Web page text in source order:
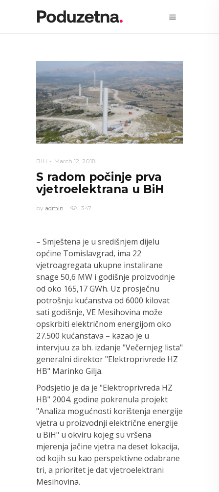
BIH March 12, 2018
S radom počinje prva
vjetroelektrana u BiH
by admin 347
– Smještena je u središnjem dijelu
općine Tomislavgrad, ima 22
vjetroagregata ukupne instalirane
snage 50,6 MW i godišnje proizvodnje
od oko 165,17 GWh. Uz prosječnu
potrošnju kućanstva od 6000 kilovat
sati godišnje, VE Mesihovina može
opskrbiti električnom energijom oko
27.500 kućanstava – kazao je u
intervjuu za bh. izdanje "Večernjeg lista"
generalni direktor "Elektroprivrede HZ
HB" Marinko Gilja.
Podsjetio je da je "Elektroprivreda HZ
HB" 2004. godine pokrenula projekt
"Analiza mogućnosti korištenja energije
vjetra u proizvodnji električne energije
u BiH" u okviru kojeg su vršena
mjerenja jačine vjetra na deset lokacija,
od kojih su kao perspektivne odabrane
tri, a prioritet je dat vjetroelektrani
Mesihovina.